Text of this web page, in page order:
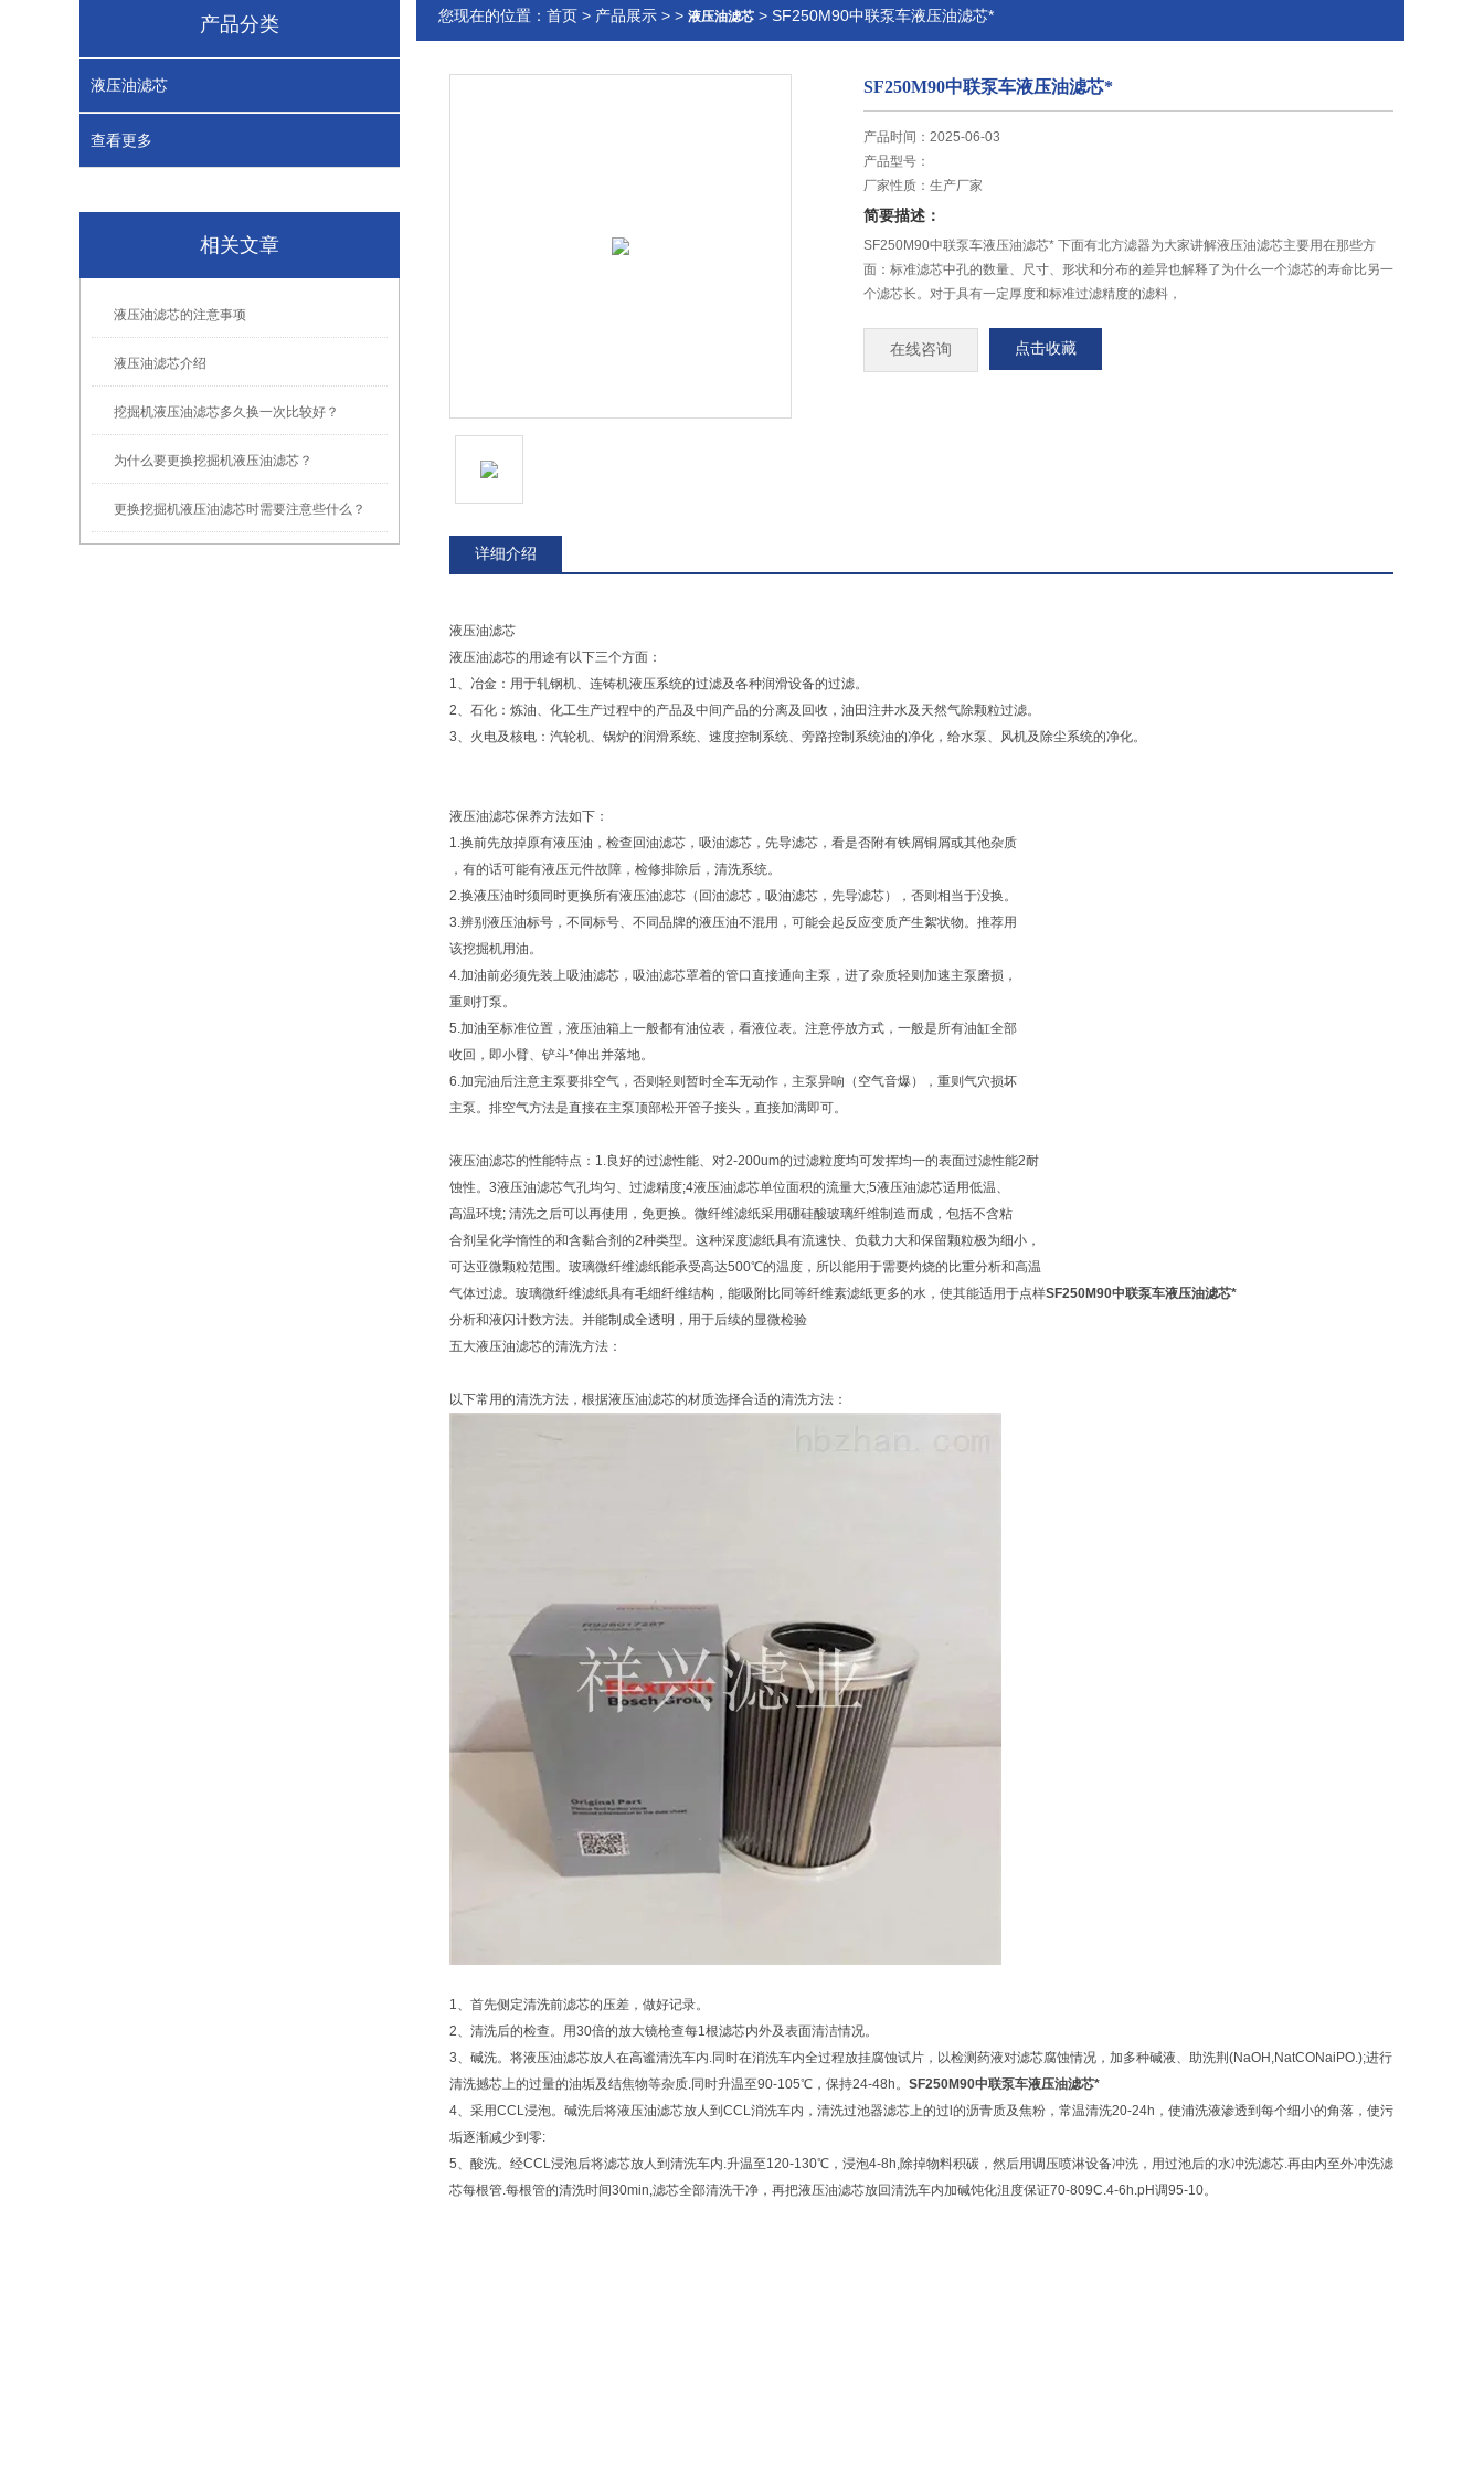
产品分类
液压油滤芯
查看更多
相关文章
液压油滤芯的注意事项
液压油滤芯介绍
挖掘机液压油滤芯多久换一次比较好？
为什么要更换挖掘机液压油滤芯？
更换挖掘机液压油滤芯时需要注意些什么？
您现在的位置： 首页 > 产品展示 > > 液压油滤芯 > SF250M90中联泵车液压油滤芯*
SF250M90中联泵车液压油滤芯*
产品时间：2025-06-03
产品型号：
厂家性质： 生产厂家
简要描述：
SF250M90中联泵车液压油滤芯* 下面有北方滤器为大家讲解液压油滤芯主要用在那些方
面：标准滤芯中孔的数量、尺寸、形状和分布的差异也解释了为什么一个滤芯的寿命比另一
个滤芯长。对于具有一定厚度和标准过滤精度的滤料，
在线咨询 点击收藏
详细介绍
液压油滤芯
液压油滤芯的用途有以下三个方面：
1、冶金：用于轧钢机、连铸机液压系统的过滤及各种润滑设备的过滤。
2、石化：炼油、化工生产过程中的产品及中间产品的分离及回收，油田注井水及天然气除颗粒过滤。
3、火电及核电：汽轮机、锅炉的润滑系统、速度控制系统、旁路控制系统油的净化，给水泵、风机及除尘系统的净化。
液压油滤芯保养方法如下：
1.换前先放掉原有液压油，检查回油滤芯，吸油滤芯，先导滤芯，看是否附有铁屑铜屑或其他杂质
，有的话可能有液压元件故障，检修排除后，清洗系统。
2.换液压油时须同时更换所有液压油滤芯（回油滤芯，吸油滤芯，先导滤芯），否则相当于没换。
3.辨别液压油标号，不同标号、不同品牌的液压油不混用，可能会起反应变质产生絮状物。推荐用
该挖掘机用油。
4.加油前必须先装上吸油滤芯，吸油滤芯罩着的管口直接通向主泵，进了杂质轻则加速主泵磨损，
重则打泵。
5.加油至标准位置，液压油箱上一般都有油位表，看液位表。注意停放方式，一般是所有油缸全部
收回，即小臂、铲斗*伸出并落地。
6.加完油后注意主泵要排空气，否则轻则暂时全车无动作，主泵异响（空气音爆），重则气穴损坏
主泵。排空气方法是直接在主泵顶部松开管子接头，直接加满即可。
液压油滤芯的性能特点：1.良好的过滤性能、对2-200um的过滤粒度均可发挥均一的表面过滤性能2耐
蚀性。3液压油滤芯气孔均匀、过滤精度;4液压油滤芯单位面积的流量大;5液压油滤芯适用低温、
高温环境; 清洗之后可以再使用，免更换。微纤维滤纸采用硼硅酸玻璃纤维制造而成，包括不含粘
合剂呈化学惰性的和含黏合剂的2种类型。这种深度滤纸具有流速快、负载力大和保留颗粒极为细小，
可达亚微颗粒范围。玻璃微纤维滤纸能承受高达500℃的温度，所以能用于需要灼烧的比重分析和高温
气体过滤。玻璃微纤维滤纸具有毛细纤维结构，能吸附比同等纤维素滤纸更多的水，使其能适用于点样SF250M90中联泵车液压油滤芯*
分析和液闪计数方法。并能制成全透明，用于后续的显微检验
五大液压油滤芯的清洗方法：
以下常用的清洗方法，根据液压油滤芯的材质选择合适的清洗方法：
1、首先侧定清洗前滤芯的压差，做好记录。
2、清洗后的检查。用30倍的放大镜枪查每1根滤芯内外及表面清洁情况。
3、碱洗。将液压油滤芯放人在高谧清洗车内.同时在消洗车内全过程放挂腐蚀试片，以检测药液对滤芯腐蚀情况，加多种碱液、助洗荆(NaOH,NatCONaiPO.);进行
清洗撼芯上的过量的油垢及结焦物等杂质.同时升温至90-105℃，保持24-48h。 SF250M90中联泵车液压油滤芯*
4、采用CCL浸泡。碱洗后将液压油滤芯放人到CCL消洗车内，清洗过池器滤芯上的过l的沥青质及焦粉，常温清洗20-24h，使浦洗液渗透到每个细小的角落，使污
垢逐渐减少到零:
5、酸洗。经CCL浸泡后将滤芯放人到清洗车内.升温至120-130℃，浸泡4-8h,除掉物料积碳，然后用调压喷淋设备冲洗，用过池后的水冲洗滤芯.再由内至外冲洗滤
芯每根管.每根管的清洗时间30min,滤芯全部清洗干净，再把液压油滤芯放回清洗车内加碱饨化沮度保证70-809C.4-6h.pH调95-10。